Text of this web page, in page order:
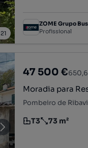
21
ZOME Grupo
Profissional
47 500 €
Moradia para
Pombeiro de
Tipologia
T3
Preço por metro
73 m²